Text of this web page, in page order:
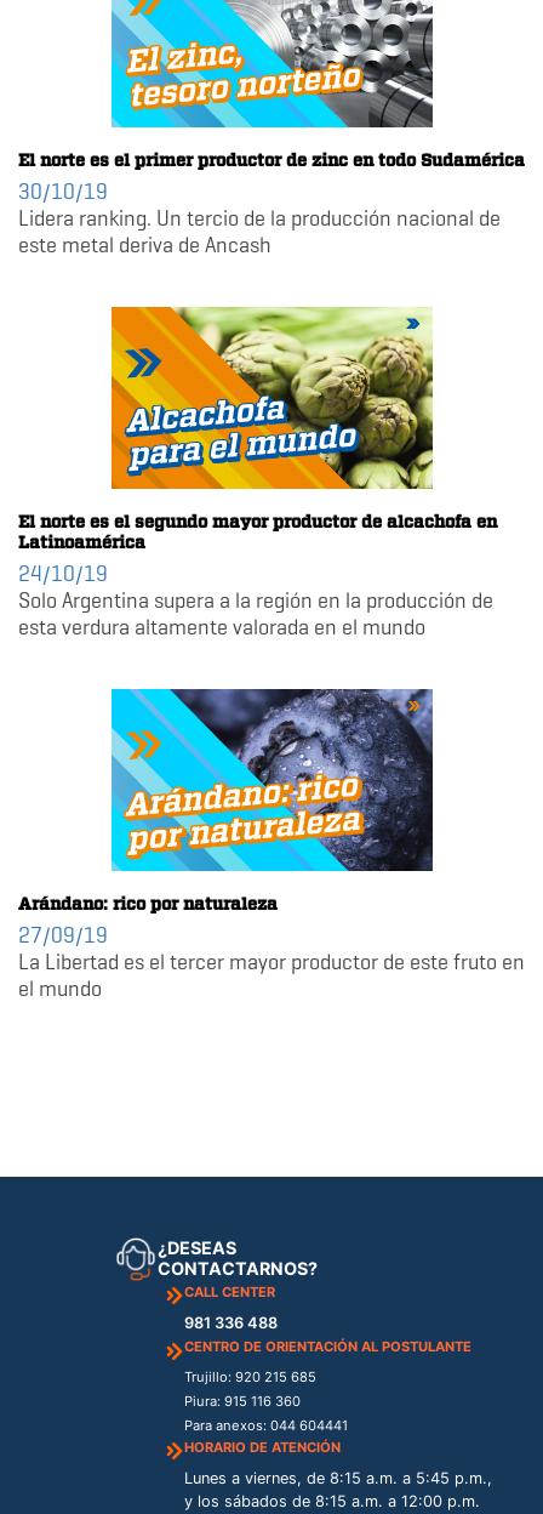
El norte es el primer productor de zinc en todo Sudamérica
30/10/19
Lidera ranking. Un tercio de la producción nacional de
este metal deriva de Ancash
El norte es el segundo mayor productor de alcachofa en
Latinoamérica
24/10/19
Solo Argentina supera a la región en la producción de
esta verdura altamente valorada en el mundo
Arándano: rico por naturaleza
27/09/19
La Libertad es el tercer mayor productor de este fruto en
el mundo